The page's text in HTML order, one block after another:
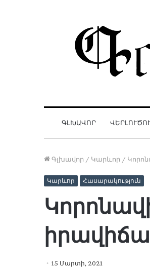
ԳԼԽԱՎՈՐ
Գլխավոր / Կարևոր /
Կարևոր Հասարակություն
15 Մարտի, 2021